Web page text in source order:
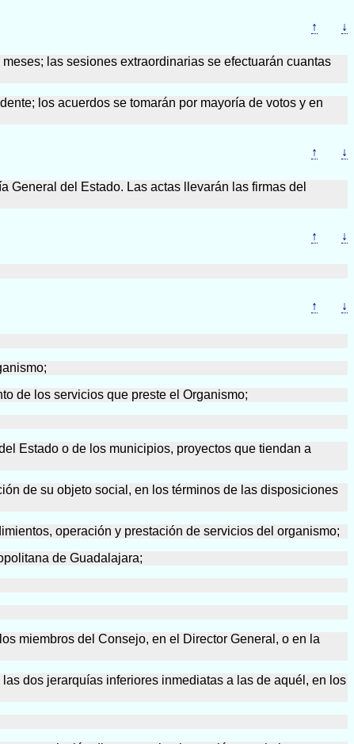
↑ ↓
las sesiones extraordinarias se efectuarán cuantas
los acuerdos se tomarán por mayoría de votos y en
↑ ↓
General del Estado. Las actas llevarán las firmas del
↑ ↓
↑ ↓
de los servicios que preste el Organismo;
Estado o de los municipios, proyectos que tiendan a
de su objeto social, en los términos de las disposiciones
operación y prestación de servicios del organismo;
de Guadalajara;
miembros del Consejo, en el Director General, o en la
dos jerarquías inferiores inmediatas a las de aquél, en los